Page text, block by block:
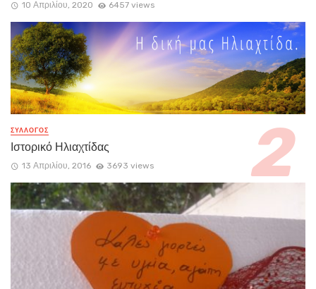
10 Απριλίου, 2020 6457 views
ΣΥΛΛΟΓΟΣ
Ιστορικό Ηλιαχτίδας
13 Απριλίου, 2016 3693 views